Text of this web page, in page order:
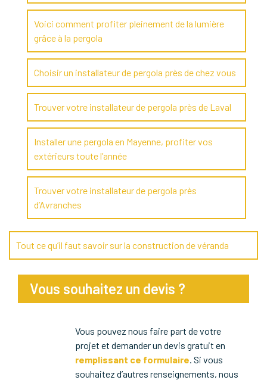
Voici comment profiter pleinement de la lumière
grâce à la pergola
Choisir un installateur de pergola près de chez vous
Trouver votre installateur de pergola près de Laval
Installer une pergola en Mayenne, profiter vos
extérieurs toute l’année
Trouver votre installateur de pergola près
d’Avranches
Tout ce qu’il faut savoir sur la construction de véranda
Vous souhaitez un devis ?
Vous pouvez nous faire part de votre
projet et demander un devis gratuit en
remplissant ce formulaire. Si vous
souhaitez d’autres renseignements, nous